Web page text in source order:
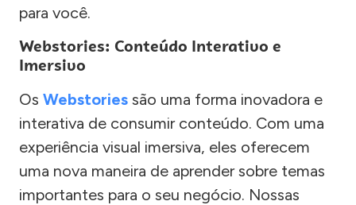
para você.
Webstories: Conteúdo Interativo e
Imersivo
Os Webstories são uma forma inovadora e
interativa de consumir conteúdo. Com uma
experiência visual imersiva, eles oferecem
uma nova maneira de aprender sobre temas
importantes para o seu negócio. Nossas